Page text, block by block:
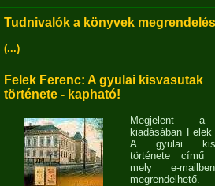
Tudnivalók a könyvek
(...)
Felek Ferenc: A gyulai kisvasutak
története - kapható!
Megjelent
kiadásában
A gyulai
története című
mely e-
megrendelhető.